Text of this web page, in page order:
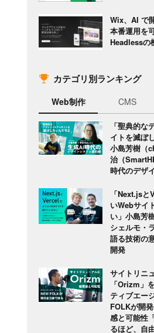
Wix、AI で
本番運用を
Headlessの
カテゴリ別ランキング
Web制作 CMS
「聖典的な
イトを滅ぼ
小島芳樹（
治（
時代のデザ
「Next.jsと
いWebサイ
い」小島芳
シェルモ・
語る技術の
開発
サイトリニ
「Orizm」
ティブエー
FOLKが開
感と可能性
るほど、自